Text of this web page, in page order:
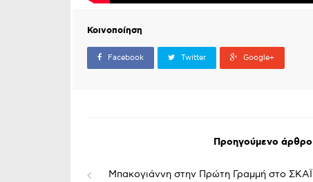
Κοινοποίηση
Facebook Twitter Google+
Προηγούμενο άρθρο
Μπακογιάννη στην Πρώτη Γραμμή στο ΣΚΑΪ